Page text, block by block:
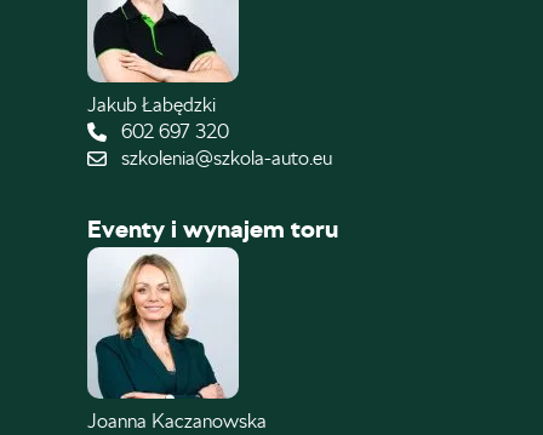
Jakub Łabędzki
602 697 320
szkolenia@szkola-auto.eu
Eventy i wynajem toru
Joanna Kaczanowska